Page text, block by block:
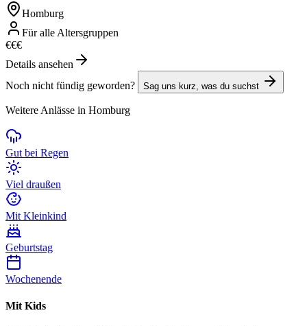
Homburg
Für alle Altersgruppen
€€€
Details ansehen
Noch nicht fündig geworden?
Sag uns kurz, was du suchst
Weitere Anlässe in Homburg
Gut bei Regen
Viel draußen
Mit Kleinkind
Geburtstag
Wochenende
Mit Kids